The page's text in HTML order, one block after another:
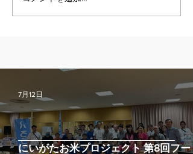
にいがたお米プロジェクト 第8回フー
7月12日